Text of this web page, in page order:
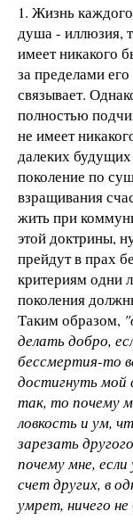
1. Жизнь
душа - иллюзия,
имеет никакого
за пределами
связывает.
полностью
не имеет
далеких
поколение по
взращивания
жить при
этой доктрины,
прейдут в прах
критериям одни
поколения
Таким образом,
делать добро,
бессмертия-то
достигнуть мой
так, то почему
ловкость и ум,
зарезать
почему мне,
счет других, в
умрет, ничего